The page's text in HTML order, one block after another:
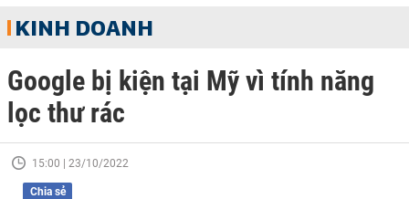
KINH DOANH
Google bị kiện tại Mỹ vì tính năng
lọc thư rác
15:00 | 23/10/2022
Chia sẻ